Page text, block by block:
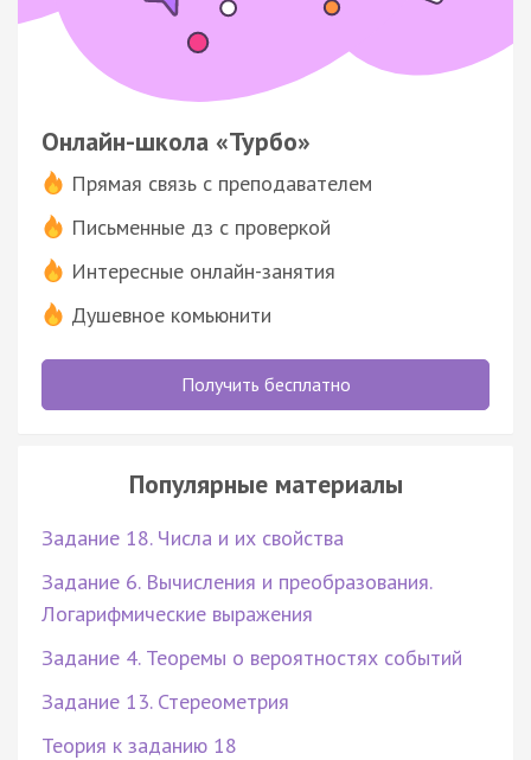
Онлайн-школа «Турбо»
Прямая связь с преподавателем
Письменные дз с проверкой
Интересные онлайн-занятия
Душевное комьюнити
Получить бесплатно
Популярные материалы
Задание 18. Числа и их свойства
Задание 6. Вычисления и преобразования.
Логарифмические выражения
Задание 4. Теоремы о вероятностях событий
Задание 13. Стереометрия
Теория к заданию 18